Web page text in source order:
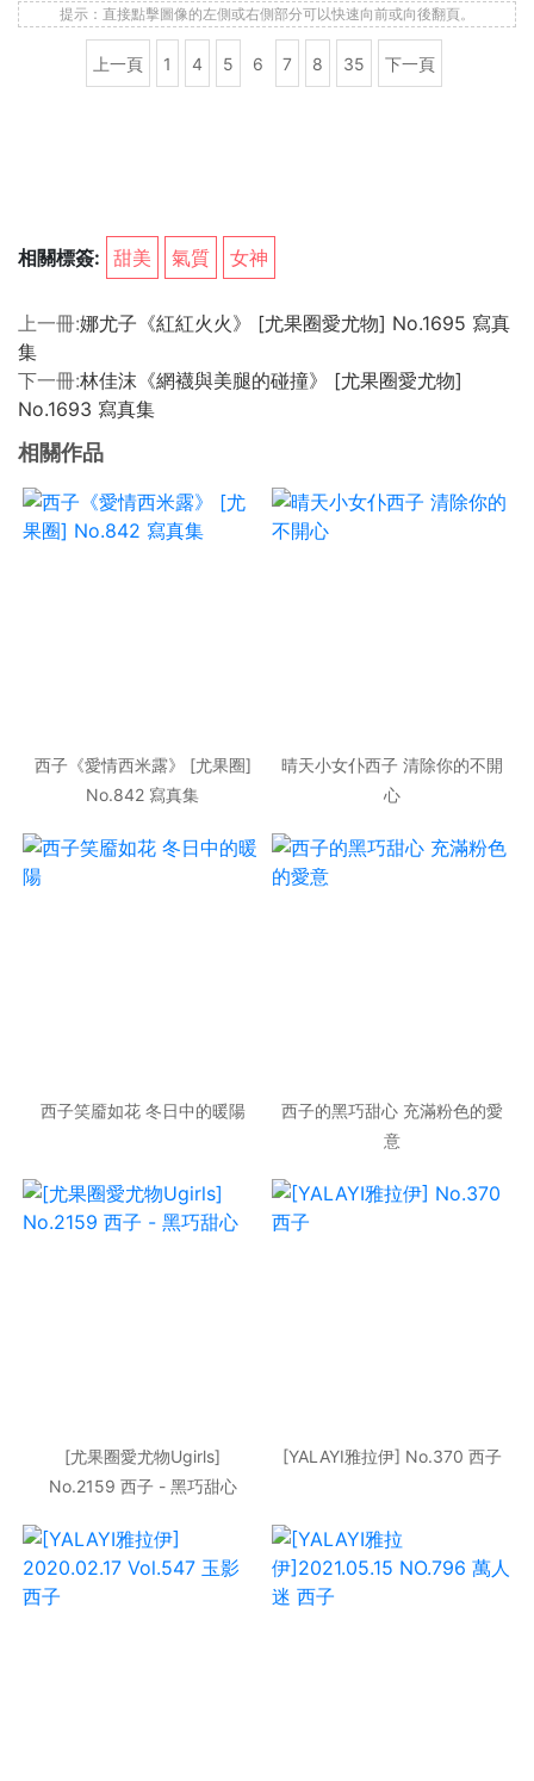
提示：直接點擊圖像的左側或右側部分可以快速向前或向後翻頁。
上一頁 1 4 5 6 7 8 35 下一頁
相關標簽: 甜美 氣質 女神
上一冊:娜尤子《紅紅火火》 [尤果圈愛尤物] No.1695 寫真
集
下一冊:林佳沫《網襪與美腿的碰撞》 [尤果圈愛尤物]
No.1693 寫真集
相關作品
西子《愛情西米露》 [尤果圈]
No.842 寫真集
晴天小女仆西子 清除你的不開
心
西子笑靥如花 冬日中的暖陽
西子的黑巧甜心 充滿粉色的愛
意
[尤果圈愛尤物Ugirls]
No.2159 西子 - 黑巧甜心
[YALAYI雅拉伊] No.370 西子